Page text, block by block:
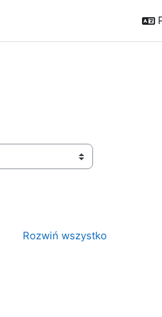
Rozwiń wszystko